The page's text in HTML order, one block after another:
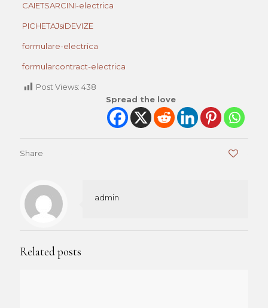
CAIETSARCINI-electrica
PICHETAJsiDEVIZE
formulare-electrica
formularcontract-electrica
Post Views: 438
Spread the love
Share
admin
Related posts